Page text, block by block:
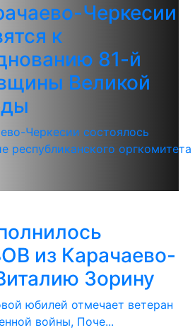
Черкесии
к
81-й
Великой
Черкесии состоялось
республиканского оргкомитета
из Карачаево-
Зорину
юбилей отмечает ветеран
войны, Поче...